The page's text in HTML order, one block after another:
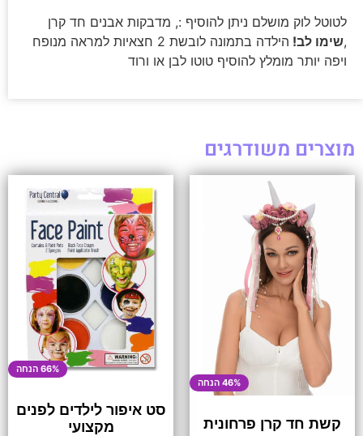
לטוטל לוק מושלם ניתן להוסיף :, מדבקות אבנים חד קרן
,שימו לב!
הילדה בתמונה לובשת 2 חצאיות למראה מנופח
ויפה יותר מומלץ להוסיף טוטו לבן או ורוד
מוצרים משודרגים
46% הנחה
קשת חד קרן פרחונית
66% הנחה
סט איפור לילדים לפנים
מקצועי